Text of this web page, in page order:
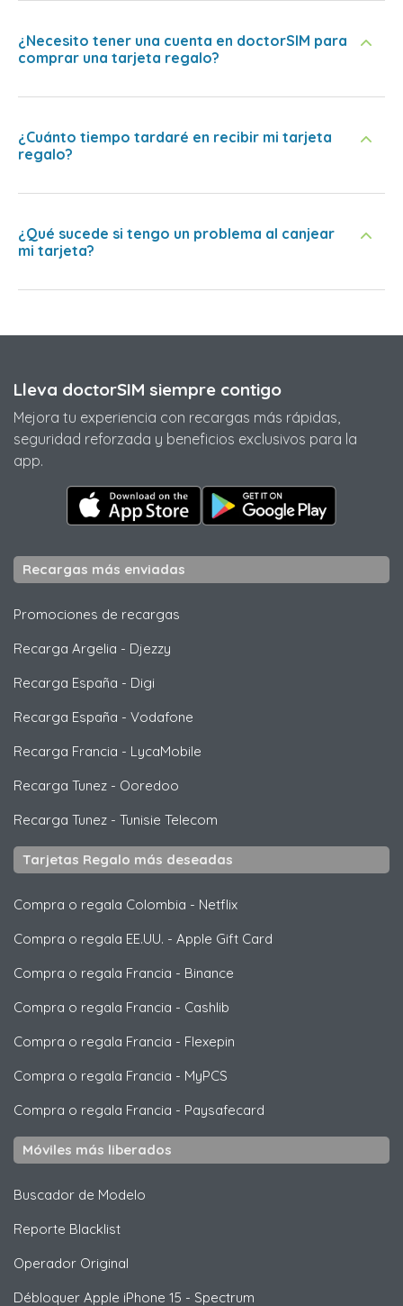
¿Necesito tener una cuenta en doctorSIM para
comprar una tarjeta regalo?
¿Cuánto tiempo tardaré en recibir mi tarjeta
regalo?
¿Qué sucede si tengo un problema al canjear
mi tarjeta?
Lleva doctorSIM siempre contigo
Mejora tu experiencia con recargas más rápidas,
seguridad reforzada y beneficios exclusivos para la
app.
Recargas más enviadas
Promociones de recargas
Recarga Argelia - Djezzy
Recarga España - Digi
Recarga España - Vodafone
Recarga Francia - LycaMobile
Recarga Tunez - Ooredoo
Recarga Tunez - Tunisie Telecom
Tarjetas Regalo más deseadas
Compra o regala Colombia - Netflix
Compra o regala EE.UU. - Apple Gift Card
Compra o regala Francia - Binance
Compra o regala Francia - Cashlib
Compra o regala Francia - Flexepin
Compra o regala Francia - MyPCS
Compra o regala Francia - Paysafecard
Móviles más liberados
Buscador de Modelo
Reporte Blacklist
Operador Original
Débloquer Apple iPhone 15 - Spectrum